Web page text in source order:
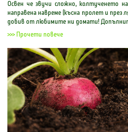
Освен че звучи сложно, колтученето
направена навреме (късна пролет и
добив от любимите ни домати!
>>> Прочети повече